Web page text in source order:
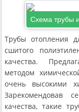
Схема трубы
Трубы отопления
сшитого
качества.
методом
очень высокими
Зарекомендовав
качества, такие